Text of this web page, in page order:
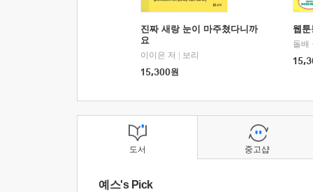
진짜 새랑 눈이 마주쳤다니까
요
이이은 저
보리
15,300원
웹
돌배
도서
예스's Pick
중고샵